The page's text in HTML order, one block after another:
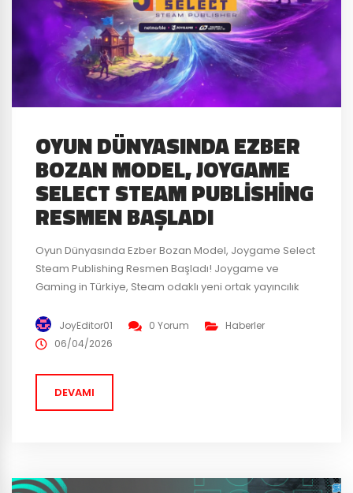
OYUN DÜNYASINDA EZBER
BOZAN MODEL, JOYGAME
SELECT STEAM PUBLISHING
RESMEN BAŞLADI
Oyun Dünyasında Ezber Bozan Model, Joygame Select
Steam Publishing Resmen Başladı! Joygame ve
Gaming in Türkiye, Steam odaklı yeni ortak yayıncılık
odaklı gelir yaklaşımı, yaratıcı pazarlama gücü,
Netmarble Korea destekli yayıncılık altyapısı ile öne
Steam odaklı yeni ortak...
JoyEditor01 0 Yorum
Haberler
06/04/2026
DEVAMI